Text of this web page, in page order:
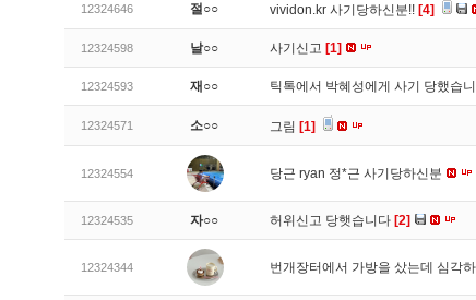
12324646 절○○ vividon.kr 사기당하신분!! [4]
12324598 날○○ 사기신고 [1]
12324593 재○○ 틱톡에서 박혜성에게 사기 당했습
12324571 소○○ 그림 [1]
12324554 당근 ryan 정*근 사기당하신분
12324535 자○○ 허위신고 당햇습니다 [2]
12324344 번개장터에서 가방을 샀는데 심각